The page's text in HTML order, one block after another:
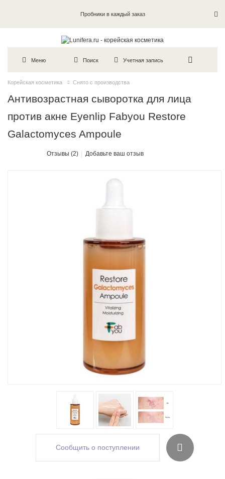
Пробники в каждый заказ
Меню Поиск Учетная запись
Корейская косметика Снято с производства
Антивозрастная сыворотка для лица
против акне Eyenlip Fabyou Restore
Galactomyces Ampoule
Отзывы (2) Добавьте ваш отзыв
Сообщить о поступлении